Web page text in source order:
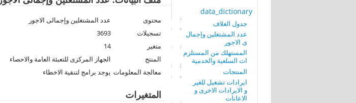
data_dictionary
جدول الغلاف
عدد المشتغلين وإجمال
ى الاجور
المستهلك من المستلزم
ات السلعية والخدمية
المنتجات
ايرادات تشغيل للغير
و الايرادات الاخرى و
الاعانات
محتوى
عدد المشتغلين وإجمالى الاجور
تسجيلات
3693
متغير
14
المنتج
الجهاز المركزى للتعبئة العامة والاحصاء
معالجة المعلومات يوجد برامج لتنقية الاخطاء
المتغيرات